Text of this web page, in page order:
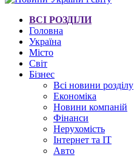
ВСІ РОЗДІЛИ
Головна
Україна
Місто
Світ
Бізнес
Всі новини розділу
Економіка
Новини компаній
Фінанси
Нерухомість
Інтернет та IT
Авто